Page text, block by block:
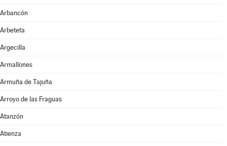
Arbancón
Arbeteta
Argecilla
Armallones
Armuña de Tajuña
Arroyo de las Fraguas
Atanzón
Atienza